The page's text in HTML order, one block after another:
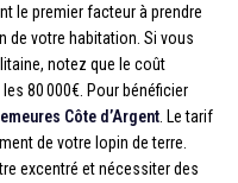
le premier facteur à prendre
de votre habitation. Si vous
notez que le coût
80 000€. Pour bénéficier
Côte d’Argent . Le tarif
de votre lopin de terre.
excentré et nécessiter des